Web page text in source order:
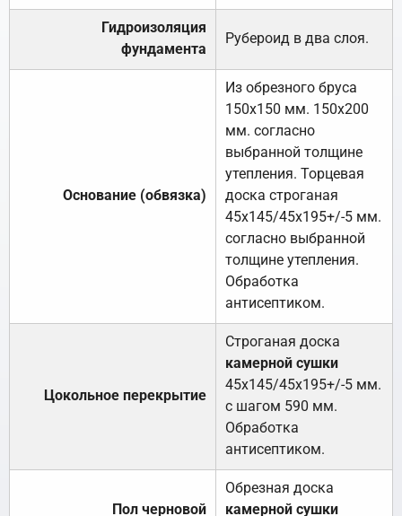
Гидроизоляция
фундамента
Рубероид в два слоя.
Основание (обвязка)
Из обрезного бруса
150х150 мм. 150х200
мм. согласно
выбранной толщине
утепления. Торцевая
доска строганая
45х145/45х195+/-5 мм.
согласно выбранной
толщине утепления.
Обработка
антисептиком.
Цокольное перекрытие
Строганая доска
камерной сушки
45х145/45х195+/-5 мм.
с шагом 590 мм.
Обработка
антисептиком.
Пол черновой
Обрезная доска
камерной сушки